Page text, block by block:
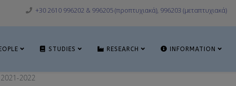
+30 2610 996202 & 996205 (προπτυχιακά), 996203 (μεταπτυχιακά)
STUDIES RESEARCH INFORMATION
2022